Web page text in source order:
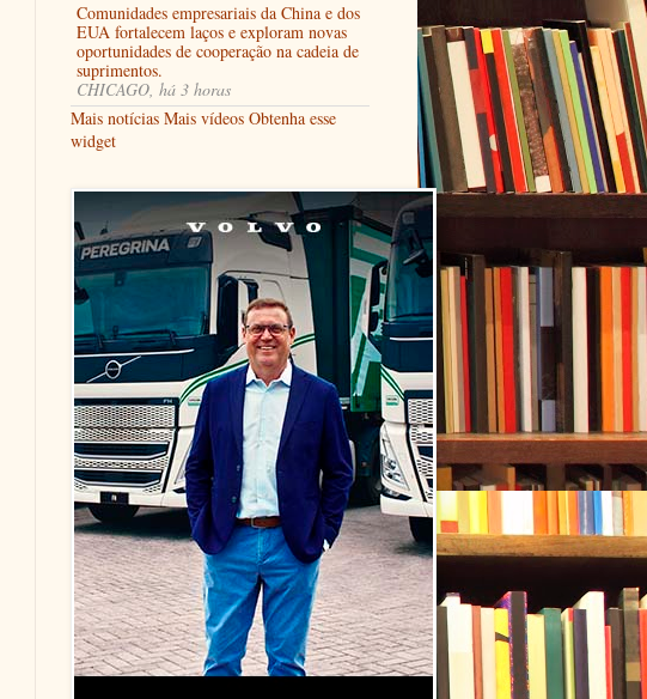
Comunidades empresariais da China e dos
EUA fortalecem laços e exploram novas
oportunidades de cooperação na cadeia de
suprimentos.
CHICAGO, há 3 horas
Mais notícias Mais vídeos Obtenha esse
widget